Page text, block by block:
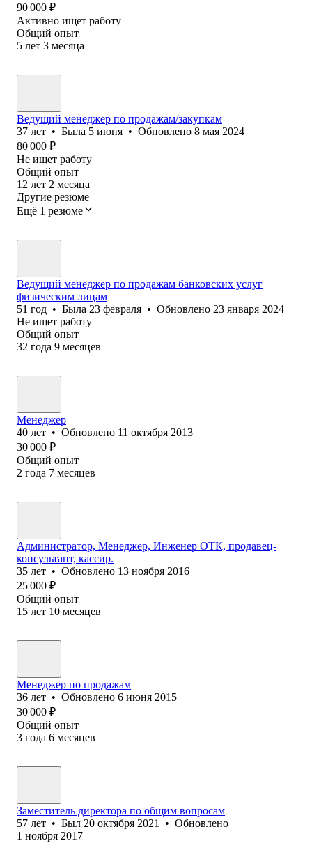
90 000 ₽
Активно ищет работу
Общий опыт
5 лет 3 месяца
Ведущий менеджер по продажам/закупкам
37 лет • Была 5 июня • Обновлено 8 мая 2024
80 000 ₽
Не ищет работу
Общий опыт
12 лет 2 месяца
Другие резюме
Ещё 1 резюме
Ведущий менеджер по продажам банковских услуг
физическим лицам
51 год • Была 23 февраля • Обновлено 23 января 2024
Не ищет работу
Общий опыт
32 года 9 месяцев
Менеджер
40 лет • Обновлено 11 октября 2013
30 000 ₽
Общий опыт
2 года 7 месяцев
Администратор, Менеджер, Инженер ОТК, продавец-
консультант, кассир.
35 лет • Обновлено 13 ноября 2016
25 000 ₽
Общий опыт
15 лет 10 месяцев
Менеджер по продажам
36 лет • Обновлено 6 июня 2015
30 000 ₽
Общий опыт
3 года 6 месяцев
Заместитель директора по общим вопросам
57 лет • Был 20 октября 2021 • Обновлено
1 ноября 2017